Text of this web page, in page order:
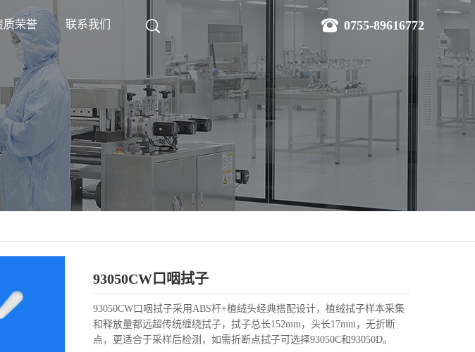
0755-89616772
质荣誉 联系我们
93050CW口咽拭子
93050CW口咽拭子采用ABS杆+植绒头经典搭配设计，植绒拭子样本采集
和释放量都远超传统缠绕拭子，拭子总长152mm，头长17mm，无折断
点，更适合于采样后检测，如需折断点拭子可选择93050C和93050D。